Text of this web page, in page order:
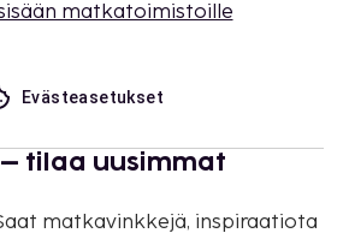
matkatoimistoille
Evästeasetukset
tilaa uusimmat
matkavinkkejä, inspiraatiota